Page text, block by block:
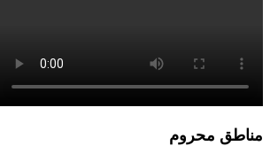
مناطق محروم